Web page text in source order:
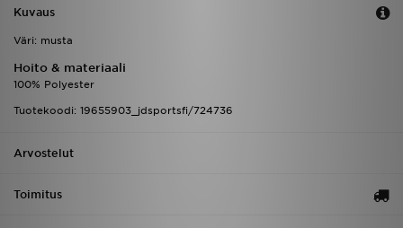
Kuvaus
Väri: musta
Hoito & materiaali
100% Polyester
Tuotekoodi: 19655903_jdsportsfi/724736
Arvostelut
Toimitus